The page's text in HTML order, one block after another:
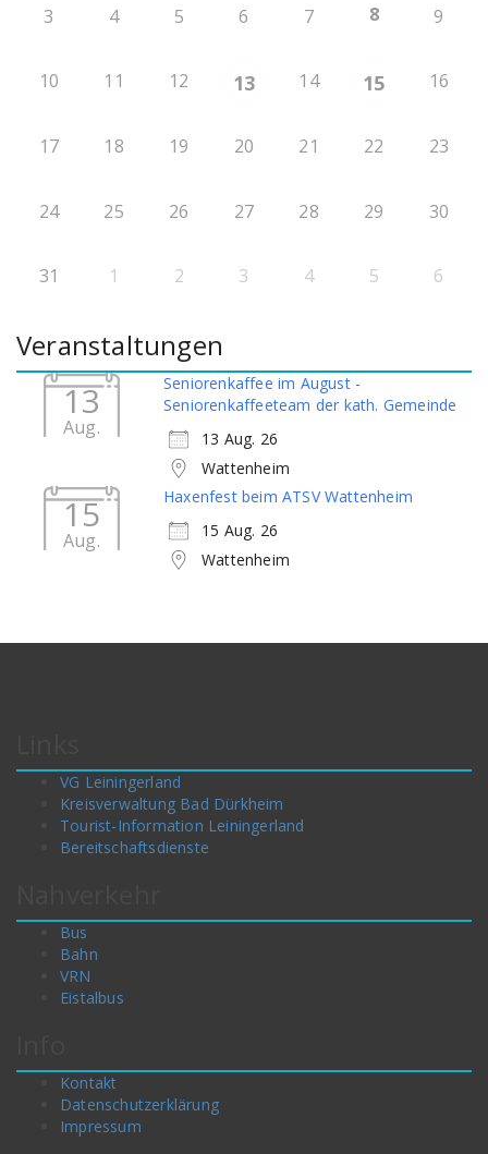
3 4 5 6 7 8 9
10 11 12 13 14 15 16
17 18 19 20 21 22 23
24 25 26 27 28 29 30
31 1 2 3 4 5 6
Veranstaltungen
13
Aug.
Seniorenkaffee im August -
Seniorenkaffeeteam der kath. Gemeinde
13 Aug. 26
Wattenheim
15
Aug.
Haxenfest beim ATSV Wattenheim
15 Aug. 26
Wattenheim
VG Leiningerland
Kreisverwaltung Bad Dürkheim
Tourist-Information Leiningerland
Bereitschaftsdienste
Bus
Bahn
VRN
Eistalbus
Kontakt
Datenschutzerklärung
Impressum